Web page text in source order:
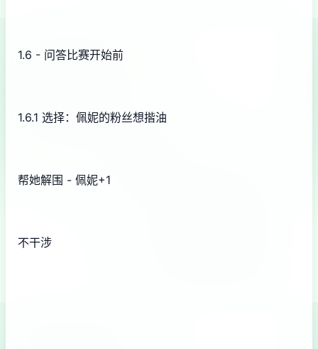
1.6 - 问答比赛开始前
1.6.1 选择：佩妮的粉丝想揩油
帮她解围 - 佩妮+1
不干涉